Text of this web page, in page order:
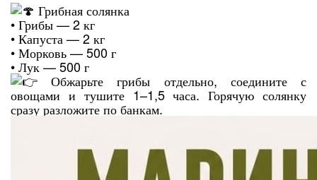
Грибная солянка
• Грибы — 2 кг
• Капуста — 2 кг
• Морковь — 500 г
• Лук — 500 г
Обжарьте грибы отдельно, соедините с
овощами и тушите 1–1,5 часа. Горячую солянку
сразу разложите по банкам.